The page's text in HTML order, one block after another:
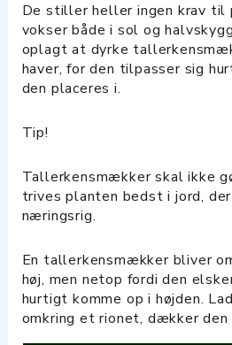
De stiller heller ingen krav til
vokser både i sol og
oplagt at dyrke
haver, for den tilpasser sig
den placeres i.
Tip!
Tallerkensmækker skal ikke
trives planten bedst i jord,
næringsrig.
En tallerkensmækker bliver
høj, men netop fordi den
hurtigt komme op i højden.
omkring et rionet, dækker